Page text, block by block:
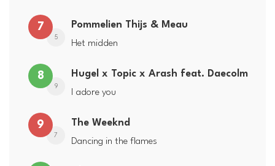
7
5
Pommelien Thijs & Meau
Het midden
8
9
Hugel x Topic x Arash feat. Daecolm
I adore you
9
7
The Weeknd
Dancing in the flames